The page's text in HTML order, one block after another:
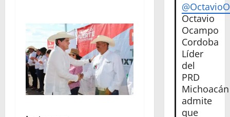
Octavio
Ocampo
Cordoba
Líder
del
PRD
Michoacán
admite
que